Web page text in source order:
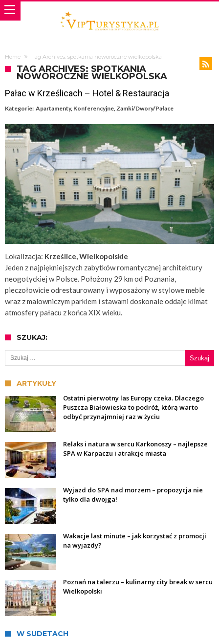
Home Tag Archives: spotkania noworoczne wielkopolska
TAG ARCHIVES: SPOTKANIA
NOWOROCZNE WIELKOPOLSKA
Pałac w Krześlicach – Hotel & Restauracja
Kategorie: Apartamenty, Konferencyjne,Zamki/Dwory/Pałace
Lokalizacja: Krześlice, Wielkopolskie
Jeden z najpiękniejszych zabytków romantycznej architektury
neogotyckiej w Polsce. Położony 29 km od Poznania,
pieczołowicie odrestaurowany i wyposażony w stylowe meble
wraz z malowniczym parkiem i stawami doskonale oddaje klimat
atmosfery pałacu z końca XIX wieku.
SZUKAJ:
Szukaj:
ARTYKUŁY
Ostatni pierwotny las Europy czeka. Dlaczego
Puszcza Białowieska to podróż, którą warto
odbyć przynajmniej raz w życiu
Relaks i natura w sercu Karkonoszy – najlepsze
SPA w Karpaczu i atrakcje miasta
Wyjazd do SPA nad morzem – propozycja nie
tylko dla dwojga!
Wakacje last minute – jak korzystać z promocji
na wyjazdy?
Poznań na talerzu – kulinarny city break w sercu
Wielkopolski
W SUDETACH